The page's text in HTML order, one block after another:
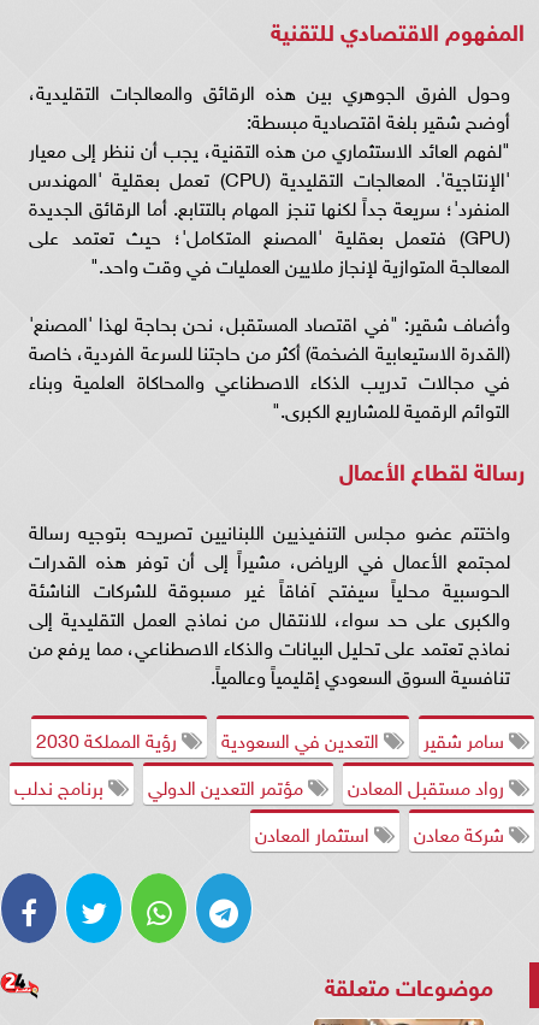
المفهوم الاقتصادي للتقنية
وحول الفرق الجوهري بين هذه الرقائق والمعالجات التقليدية،
أوضح شقير بلغة اقتصادية مبسطة:
"لفهم العائد الاستثماري من هذه التقنية، يجب أن ننظر إلى معيار
'الإنتاجية'. المعالجات التقليدية (CPU) تعمل بعقلية 'المهندس
المنفرد'؛ سريعة جداً لكنها تنجز المهام بالتتابع. أما الرقائق الجديدة
(GPU) فتعمل بعقلية 'المصنع المتكامل'؛ حيث تعتمد على
المعالجة المتوازية لإنجاز ملايين العمليات في وقت واحد."
وأضاف شقير: "في اقتصاد المستقبل، نحن بحاجة لهذا 'المصنع'
(القدرة الاستيعابية الضخمة) أكثر من حاجتنا للسرعة الفردية، خاصة
في مجالات تدريب الذكاء الاصطناعي والمحاكاة العلمية وبناء
التوائم الرقمية للمشاريع الكبرى."
رسالة لقطاع الأعمال
واختتم عضو مجلس التنفيذيين اللبنانيين تصريحه بتوجيه رسالة
لمجتمع الأعمال في الرياض، مشيراً إلى أن توفر هذه القدرات
الحوسبية محلياً سيفتح آفاقاً غير مسبوقة للشركات الناشئة
والكبرى على حد سواء، للانتقال من نماذج العمل التقليدية إلى
نماذج تعتمد على تحليل البيانات والذكاء الاصطناعي، مما يرفع من
تنافسية السوق السعودي إقليمياً وعالمياً.
سامر شقير
التعدين في السعودية
رؤية المملكة 2030
رواد مستقبل المعادن
مؤتمر التعدين الدولي
برنامج ندلب
شركة معادن
استثمار المعادن
موضوعات متعلقة